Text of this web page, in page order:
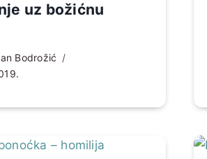
uz božićnu
Bodrožić